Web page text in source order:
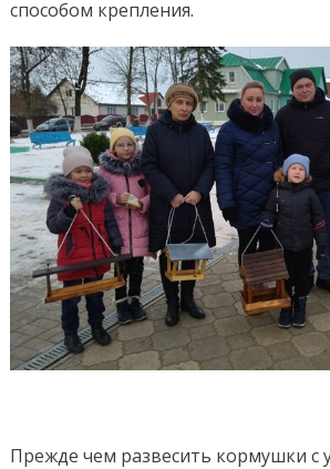
способом крепления.
Прежде чем развесить кормушки с